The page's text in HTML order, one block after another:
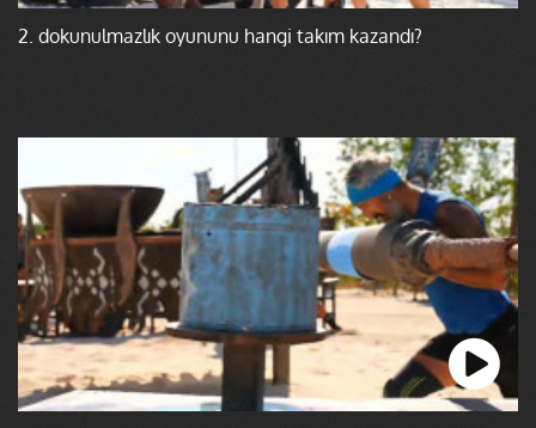
2. dokunulmazlık oyununu hangi takım kazandı?